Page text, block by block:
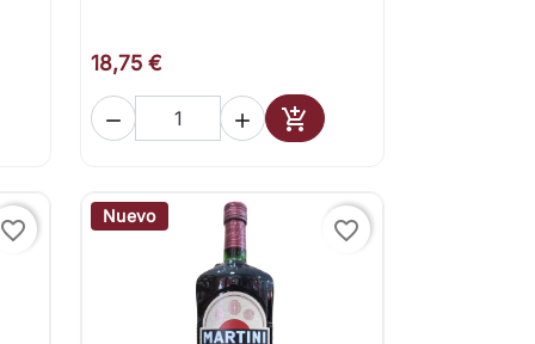
18,75 €
  
Añadir al carrito
favorite_border
Nuevo
favorite_border